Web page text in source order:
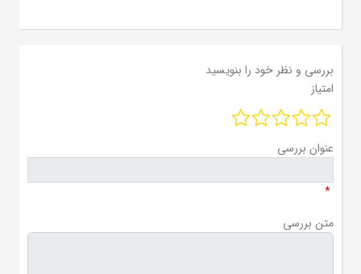
بررسی و نظر خود را بنویسید
امتیاز
عنوان بررسی
*
متن بررسی